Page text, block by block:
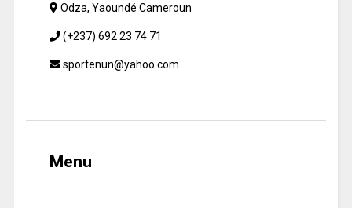
Odza, Yaoundé Cameroun
(+237) 692 23 74 71
sportenun@yahoo.com
Menu